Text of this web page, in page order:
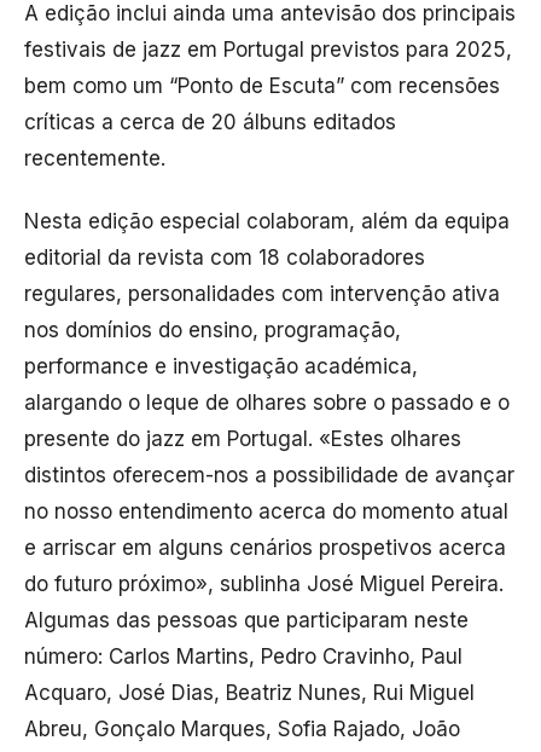
A edição inclui ainda uma antevisão dos principais
festivais de jazz em Portugal previstos para 2025,
bem como um “Ponto de Escuta” com recensões
críticas a cerca de 20 álbuns editados
recentemente.
Nesta edição especial colaboram, além da equipa
editorial da revista com 18 colaboradores
regulares, personalidades com intervenção ativa
nos domínios do ensino, programação,
performance e investigação académica,
alargando o leque de olhares sobre o passado e o
presente do jazz em Portugal. «Estes olhares
distintos oferecem-nos a possibilidade de avançar
no nosso entendimento acerca do momento atual
e arriscar em alguns cenários prospetivos acerca
do futuro próximo», sublinha José Miguel Pereira.
Algumas das pessoas que participaram neste
número: Carlos Martins, Pedro Cravinho, Paul
Acquaro, José Dias, Beatriz Nunes, Rui Miguel
Abreu, Gonçalo Marques, Sofia Rajado, João